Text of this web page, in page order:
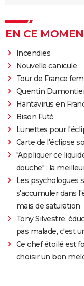
EN CE
Incendies
Nouvelle canicule
Tour de France
Quentin
Hantavirus en
Bison Futé
Lunettes pour
Carte de l'éclipse
"Appliquer ce
douche" : la
Les psychologues
s'accumuler dans
mais de saturation
Tony Silvestre,
pas malade, c'est
Ce chef étoilé est
choisir un bon